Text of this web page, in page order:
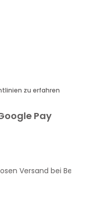
zu erfahren
Pay
Versand bei Bestellungen